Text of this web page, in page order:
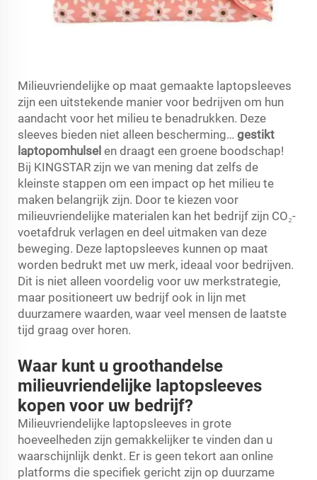
Milieuvriendelijke op maat gemaakte laptopsleeves
zijn een uitstekende manier voor bedrijven om hun
aandacht voor het milieu te benadrukken. Deze
sleeves bieden niet alleen bescherming… gestikt
laptopomhulsel en draagt een groene boodschap!
Bij KINGSTAR zijn we van mening dat zelfs de
kleinste stappen om een impact op het milieu te
maken belangrijk zijn. Door te kiezen voor
milieuvriendelijke materialen kan het bedrijf zijn CO₂-
voetafdruk verlagen en deel uitmaken van deze
beweging. Deze laptopsleeves kunnen op maat
worden bedrukt met uw merk, ideaal voor bedrijven.
Dit is niet alleen voordelig voor uw merkstrategie,
maar positioneert uw bedrijf ook in lijn met
duurzamere waarden, waar veel mensen de laatste
tijd graag over horen.
Waar kunt u groothandelse
milieuvriendelijke laptopsleeves
kopen voor uw bedrijf?
Milieuvriendelijke laptopsleeves in grote
hoeveelheden zijn gemakkelijker te vinden dan u
waarschijnlijk denkt. Er is geen tekort aan online
platforms die specifiek gericht zijn op duurzame